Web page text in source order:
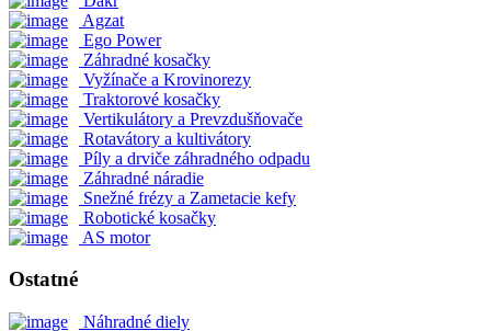
Agzat
Ego Power
Záhradné kosačky
Vyžínače a Krovinorezy
Traktorové kosačky
Vertikulátory a Prevzdušňovače
Rotavátory a kultivátory
Píly a drviče záhradného odpadu
Záhradné náradie
Snežné frézy a Zametacie kefy
Robotické kosačky
AS motor
Ostatné
Náhradné diely